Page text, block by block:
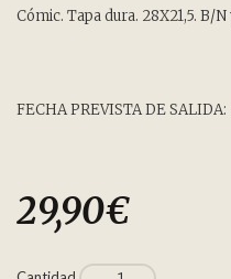
Cómic. Tapa dura. 28X21,5. B/N
FECHA PREVISTA DE
29,90€